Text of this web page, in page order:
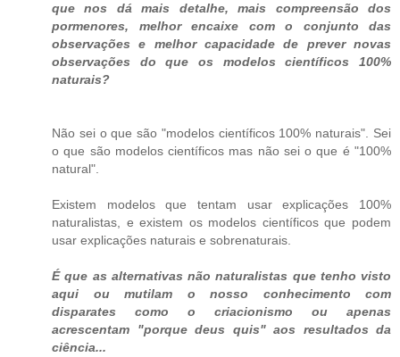
que nos dá mais detalhe, mais compreensão dos
pormenores, melhor encaixe com o conjunto das
observações e melhor capacidade de prever novas
observações do que os modelos científicos 100%
naturais?
Não sei o que são "modelos científicos 100% naturais". Sei
o que são modelos científicos mas não sei o que é "100%
natural".
Existem modelos que tentam usar explicações 100%
naturalistas, e existem os modelos científicos que podem
usar explicações naturais e sobrenaturais.
É que as alternativas não naturalistas que tenho visto
aqui ou mutilam o nosso conhecimento com
disparates como o criacionismo ou apenas
acrescentam "porque deus quis" aos resultados da
ciência...